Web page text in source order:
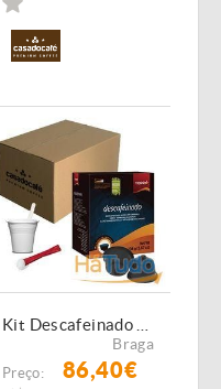
Braga
Preço: 86,40€